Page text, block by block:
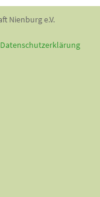
Nienburg e.V.
Datenschutzerklärung